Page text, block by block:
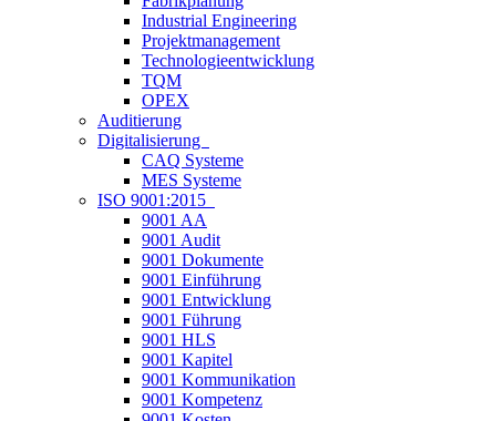
Industrial Engineering
Projektmanagement
Technologieentwicklung
TQM
OPEX
Auditierung
Digitalisierung
CAQ Systeme
MES Systeme
ISO 9001:2015
9001 AA
9001 Audit
9001 Dokumente
9001 Einführung
9001 Entwicklung
9001 Führung
9001 HLS
9001 Kapitel
9001 Kommunikation
9001 Kompetenz